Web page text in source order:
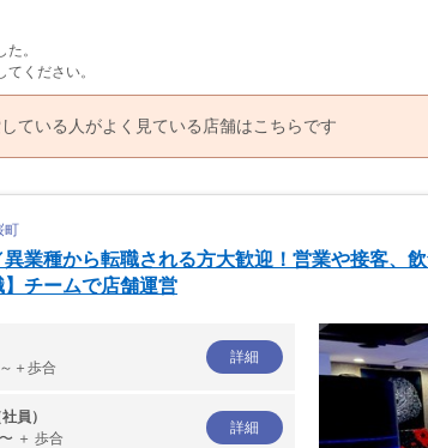
。
ください。
ている人がよく見ている店舗はこちらです
町
業種から転職される方大歓迎！営業や接客、
】チームで店舗運営
＋歩合
詳細
員）
＋ 歩合
詳細